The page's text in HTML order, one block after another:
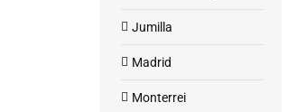
Jumilla
Madrid
Monterrei